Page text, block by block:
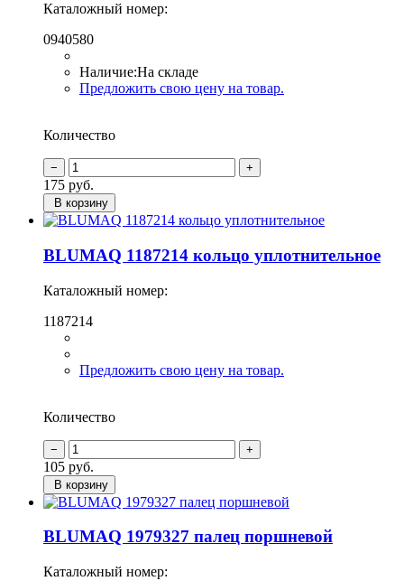
Каталожный номер:
0940580
Наличие:На складе
Предложить свою цену на товар.
Количество
175 руб.
В корзину
BLUMAQ 1187214 кольцо уплотнительное
Каталожный номер:
1187214
Предложить свою цену на товар.
Количество
105 руб.
В корзину
BLUMAQ 1979327 палец поршневой
Каталожный номер: